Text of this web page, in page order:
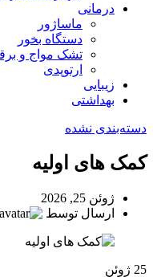
درمانی
ماساژور
دستگاه بخور
تشک مواج و
ارتوپدی
زیبایی
بهداشتی
دسته‌بندی نشده
کمک های اولیه
ژوئن 25, 2026
ارسال توسط
25 ژوئن